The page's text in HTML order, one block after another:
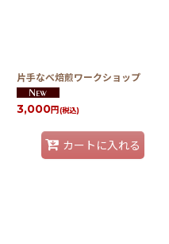
片手なべ焙煎ワークショップ
3,000円(税込)
カートに入れる